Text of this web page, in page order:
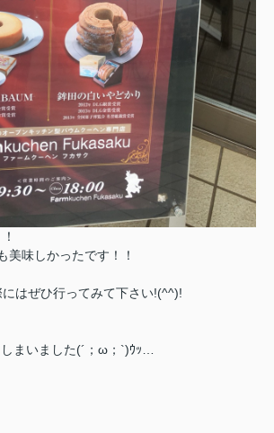
味しかったです！！
はぜひ行ってみて下さい!(^^)!
まいました(´；ω；`)ｳｯ…